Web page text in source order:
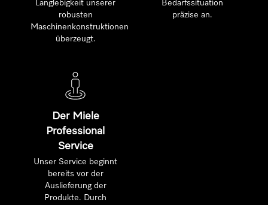
Langlebigkeit unserer
robusten
Maschinenkonstruktionen
überzeugt.
Bedarfssituation
präzise an.
Der Miele
Professional
Service
Unser Service beginnt
bereits vor der
Auslieferung der
Produkte. Durch